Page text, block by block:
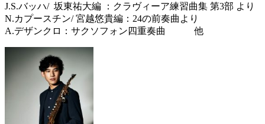
J.S.バッハ/ 坂東祐大編 ： クラヴィーア練習曲集 第3部 より
N.カプースチン/宮越悠貴編 ： 24の前奏曲より
A.デザンクロ：サクソフォン四重奏曲 他